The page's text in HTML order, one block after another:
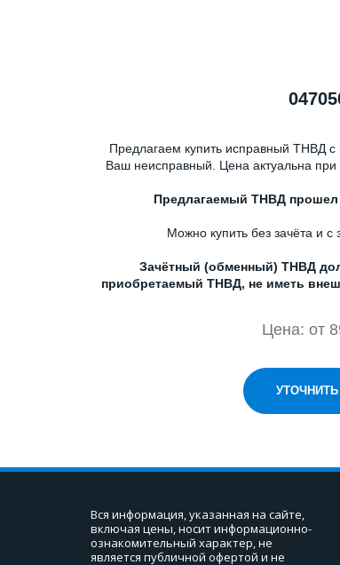
Предлагаем купить исправный ТНВД
Ваш неисправный. Цена актуальна
Предлагаемый ТНВД прошел
Можно купить без зачёта и
Зачётный (обменный) ТНВД
приобретаемый ТНВД, не иметь
Цена: от
Вся информация, указанная на сайте,
включая цены, носит информационно-
ознакомительный характер, не
является публичной офертой и не